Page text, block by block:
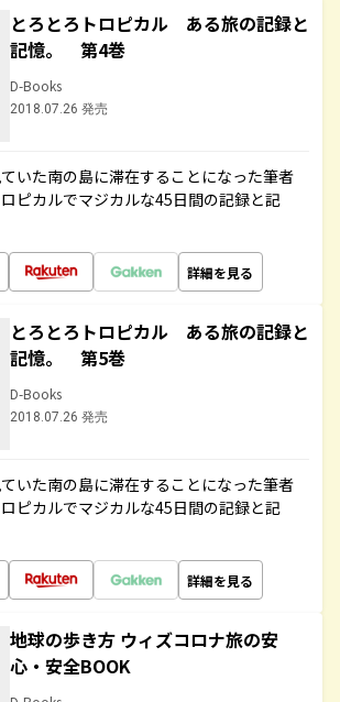
とろとろトロピカル ある旅の記録と
記憶。 第4巻
D-Books
2018.07.26 発売
いた南の島に滞在することになった筆者
ピカルでマジカルな45日間の記録と記
詳細を見る
とろとろトロピカル ある旅の記録と
記憶。 第5巻
D-Books
2018.07.26 発売
いた南の島に滞在することになった筆者
ピカルでマジカルな45日間の記録と記
詳細を見る
地球の歩き方 ウィズコロナ旅の安
心・安全BOOK